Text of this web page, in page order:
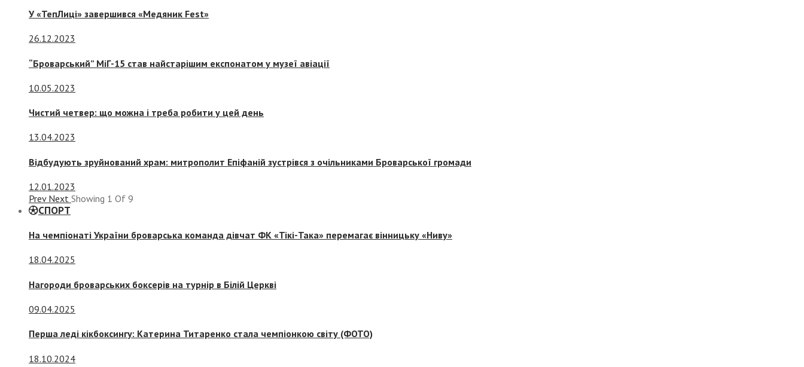
У «ТепЛиці» завершився «Медяник Fest»
26.12.2023
“Броварський” МіГ-15 став найстарішим експонатом у музеї авіації
10.05.2023
Чистий четвер: що можна і треба робити у цей день
13.04.2023
Відбудують зруйнований храм: митрополит Епіфаній зустрівся з очільниками Броварської громади
12.01.2023
Prev Next Showing 1 Of 9
СПОРТ
На чемпіонаті України броварська команда дівчат ФК «Тікі-Така» перемагає вінницьку «Ниву»
18.04.2025
Нагороди броварських боксерів на турнір в Білій Церкві
09.04.2025
Перша леді кікбоксингу: Катерина Титаренко стала чемпіонкою світу (ФОТО)
18.10.2024